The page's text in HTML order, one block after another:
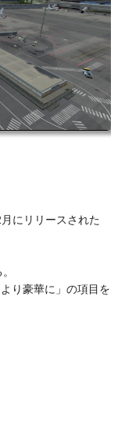
にリリースされた
り豪華に」の項目を